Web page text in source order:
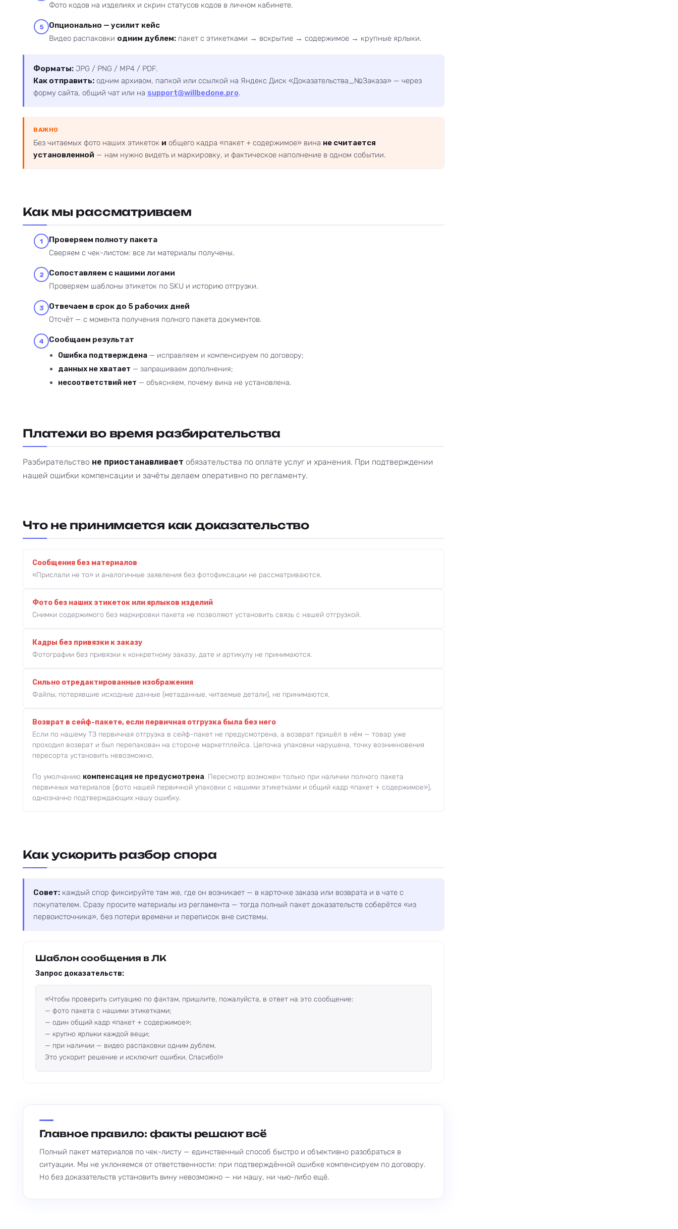
Фото кодов на изделиях и скрин статусов кодов в личном кабинете.
5
Опционально — усилит кейс
Видео распаковки одним дублем: пакет с этикетками → вскрытие → содержимое → крупные ярлыки.
Форматы: JPG / PNG / MP4 / PDF.
Как отправить: одним архивом, папкой или ссылкой на Яндекс Диск «Доказательства_№Заказа» — через
форму сайта, общий чат или на support@willbedone.pro.
ВАЖНО
Без читаемых фото наших этикеток и общего кадра «пакет + содержимое» вина не считается
установленной — нам нужно видеть и маркировку, и фактическое наполнение в одном событии.
Как мы рассматриваем
1
Проверяем полноту пакета
Сверяем с чек-листом: все ли материалы получены.
2
Сопоставляем с нашими логами
Проверяем шаблоны этикеток по SKU и историю отгрузки.
3
Отвечаем в срок до 5 рабочих дней
Отсчёт — с момента получения полного пакета документов.
4
Сообщаем результат
Ошибка подтверждена — исправляем и компенсируем по договору;
данных не хватает — запрашиваем дополнения;
несоответствий нет — объясняем, почему вина не установлена.
Платежи во время разбирательства
Разбирательство не приостанавливает обязательства по оплате услуг и хранения. При подтверждении
нашей ошибки компенсации и зачёты делаем оперативно по регламенту.
Что не принимается как доказательство
Сообщения без материалов
«Прислали не то» и аналогичные заявления без фотофиксации не рассматриваются.
Фото без наших этикеток или ярлыков изделий
Снимки содержимого без маркировки пакета не позволяют установить связь с нашей отгрузкой.
Кадры без привязки к заказу
Фотографии без привязки к конкретному заказу, дате и артикулу не принимаются.
Сильно отредактированные изображения
Файлы, потерявшие исходные данные (метаданные, читаемые детали), не принимаются.
Возврат в сейф-пакете, если первичная отгрузка была без него
Если по нашему ТЗ первичная отгрузка в сейф-пакет не предусмотрена, а возврат пришёл в нём — товар уже
проходил возврат и был перепакован на стороне маркетплейса. Цепочка упаковки нарушена, точку возникновения
пересорта установить невозможно.
По умолчанию компенсация не предусмотрена. Пересмотр возможен только при наличии полного пакета
первичных материалов (фото нашей первичной упаковки с нашими этикетками и общий кадр «пакет + содержимое»),
однозначно подтверждающих нашу ошибку.
Как ускорить разбор спора
Совет: каждый спор фиксируйте там же, где он возникает — в карточке заказа или возврата и в чате с
покупателем. Сразу просите материалы из регламента — тогда полный пакет доказательств соберётся «из
первоисточника», без потери времени и переписок вне системы.
Шаблон сообщения в ЛК
Запрос доказательств:
«Чтобы проверить ситуацию по фактам, пришлите, пожалуйста, в ответ на это сообщение:
— фото пакета с нашими этикетками;
— один общий кадр «пакет + содержимое»;
— крупно ярлыки каждой вещи;
— при наличии — видео распаковки одним дублем.
Это ускорит решение и исключит ошибки. Спасибо!»
Главное правило: факты решают всё
Полный пакет материалов по чек-листу — единственный способ быстро и объективно разобраться в
ситуации. Мы не уклоняемся от ответственности: при подтверждённой ошибке компенсируем по договору.
Но без доказательств установить вину невозможно — ни нашу, ни чью-либо ещё.